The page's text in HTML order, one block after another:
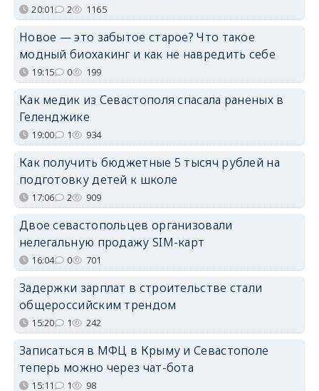
20:01 2 1165
Новое — это забытое старое? Что такое
модный биохакинг и как не навредить себе
19:15 0 199
Как медик из Севастополя спасала раненых в
Геленджике
19:00 1 934
Как получить бюджетные 5 тысяч рублей на
подготовку детей к школе
17:06 2 909
Двое севастопольцев организовали
нелегальную продажу SIM-карт
16:04 0 701
Задержки зарплат в строительстве стали
общероссийским трендом
15:20 1 242
Записаться в МФЦ в Крыму и Севастополе
теперь можно через чат-бота
15:11 1 98